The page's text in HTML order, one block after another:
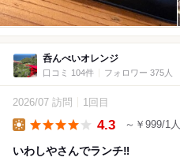
呑んべいオレンジ
口コミ 104件 フォロワー 375人
2026/07 訪問 1回目
4.3 ～￥999/1人
いわしやさんでランチ‼️